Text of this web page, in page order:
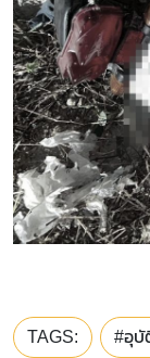
TAGS: #อุบั